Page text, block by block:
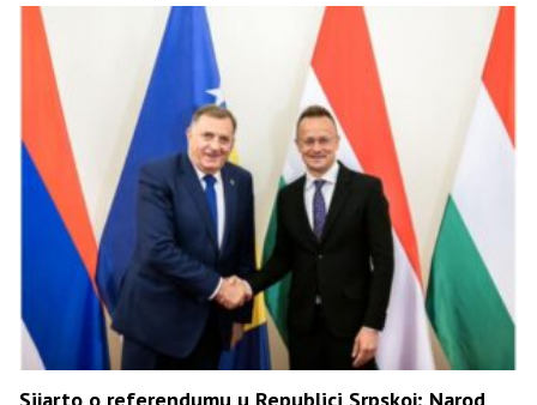
Sijarto o referendumu u Republici Srpskoj; Narod